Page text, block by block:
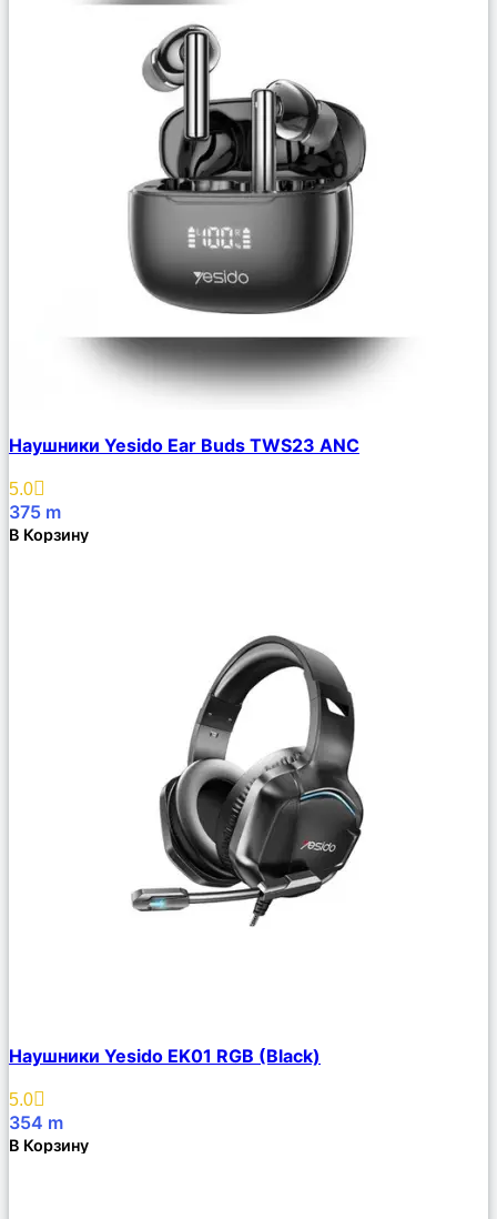
Описание
Избранное
Наушники Yesido Ear Buds TWS23 ANC
5.0
375 m
В Корзину
Описание
Избранное
Наушники Yesido EK01 RGB (Black)
5.0
354 m
В Корзину